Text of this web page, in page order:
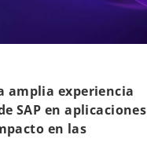
amplia experiencia
SAP en aplicaciones
en las